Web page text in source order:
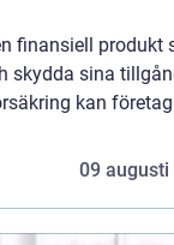
finansiell produkt
skydda sina
kan företag
09 augusti